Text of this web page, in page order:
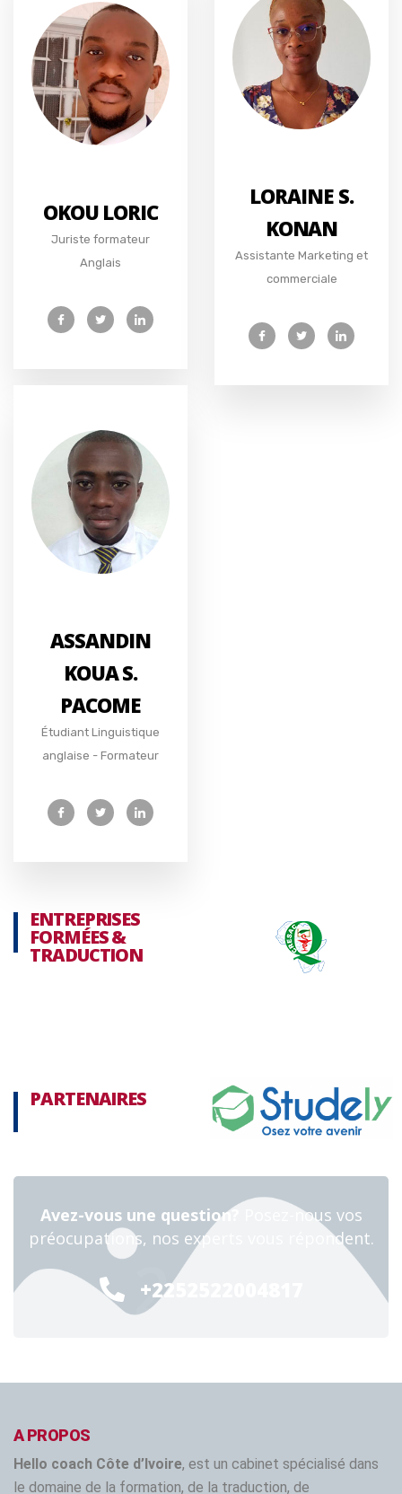
OKOU LORIC
Juriste formateur
Anglais
LORAINE S.
KONAN
Assistante Marketing et
commerciale
ASSANDIN
KOUA S.
PACOME
Étudiant Linguistique
anglaise - Formateur
ENTREPRISES
FORMÉES &
TRADUCTION
PARTENAIRES
Avez-vous une question?
Posez-nous vos
préocupations, nos experts vous répondent.
+2252522004817
24/7
A PROPOS
Hello coach Côte d’Ivoire, est un cabinet spécialisé dans
le domaine de la formation, de la traduction, de